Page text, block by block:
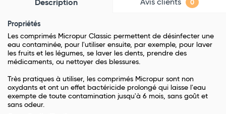
Description Avis clients 0
Propriétés
Les comprimés Micropur Classic permettent de désinfecter une
eau contaminée, pour l'utiliser ensuite, par exemple, pour laver
les fruits et les légumes, se laver les dents, prendre des
médicaments, ou nettoyer des blessures.
Très pratiques à utiliser, les comprimés Micropur sont non
oxydants et ont un effet bactéricide prolongé qui laisse l'eau
exempte de toute contamination jusqu'à 6 mois, sans goût et
sans odeur.